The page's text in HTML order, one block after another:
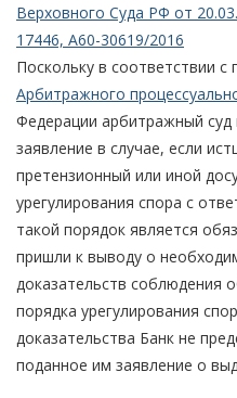
Верховного Суда РФ от
17446, А60-30619/2016
Поскольку в соответствии с
Арбитражного
Федерации арбитражный
заявление в случае, если
претензионный или иной
урегулирования спора с
такой порядок является
пришли к выводу о
доказательств соблюдения
порядка урегулирования
доказательства Банк не
поданное им заявление о